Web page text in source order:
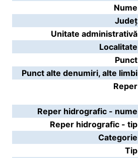
Nume
Județ
Unitate administrativă
Localitate
Punct
Punct alte denumiri, alte limbi
Reper
Reper hidrografic - nume
Reper hidrografic - tip
Categorie
Tip